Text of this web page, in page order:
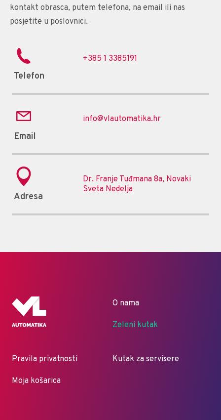
kontakt obrasca, putem telefona, na email ili nas
posjetite u poslovnici.
Telefon
+385 1 3385191
Email
info@vlautomatika.hr
Adresa
Dr. Franje Tuđmana 8a, Novaki
Sveta Nedelja
O nama
Zeleni kutak
Pravila privatnosti
Moja košarica
Kutak za servisere